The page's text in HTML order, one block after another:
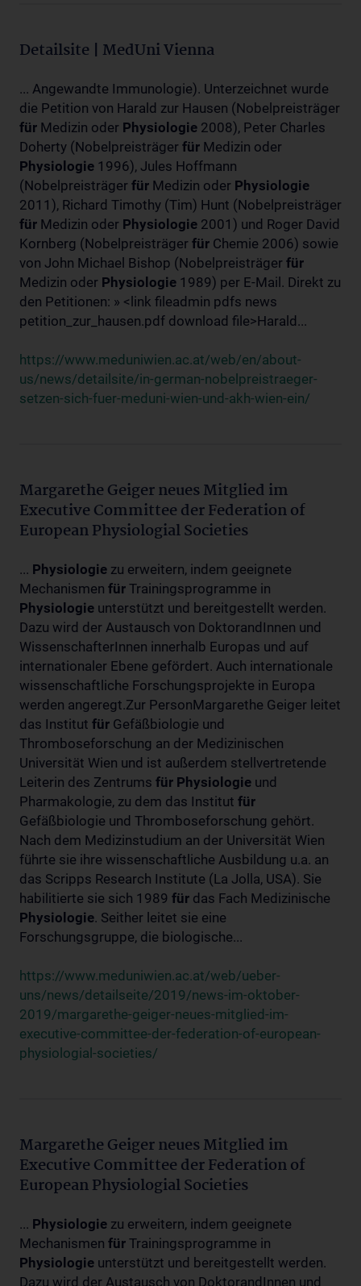
Detailsite | MedUni Vienna
... Angewandte Immunologie). Unterzeichnet wurde
die Petition von Harald zur Hausen (Nobelpreisträger
für Medizin oder Physiologie 2008), Peter Charles
Doherty (Nobelpreisträger für Medizin oder
Physiologie 1996), Jules Hoffmann
(Nobelpreisträger für Medizin oder Physiologie
2011), Richard Timothy (Tim) Hunt (Nobelpreisträger
für Medizin oder Physiologie 2001) und Roger David
Kornberg (Nobelpreisträger für Chemie 2006) sowie
von John Michael Bishop (Nobelpreisträger für
Medizin oder Physiologie 1989) per E-Mail. Direkt zu
den Petitionen: » <link fileadmin pdfs news
petition_zur_hausen.pdf download file>Harald...
https://www.meduniwien.ac.at/web/en/about-
us/news/detailsite/in-german-nobelpreistraeger-
setzen-sich-fuer-meduni-wien-und-akh-wien-ein/
Margarethe Geiger neues Mitglied im
Executive Committee der Federation of
European Physiologial Societies
... Physiologie zu erweitern, indem geeignete
Mechanismen für Trainingsprogramme in
Physiologie unterstützt und bereitgestellt werden.
Dazu wird der Austausch von DoktorandInnen und
WissenschafterInnen innerhalb Europas und auf
internationaler Ebene gefördert. Auch internationale
wissenschaftliche Forschungsprojekte in Europa
werden angeregt.Zur PersonMargarethe Geiger leitet
das Institut für Gefäßbiologie und
Thromboseforschung an der Medizinischen
Universität Wien und ist außerdem stellvertretende
Leiterin des Zentrums für Physiologie und
Pharmakologie, zu dem das Institut für
Gefäßbiologie und Thromboseforschung gehört.
Nach dem Medizinstudium an der Universität Wien
führte sie ihre wissenschaftliche Ausbildung u.a. an
das Scripps Research Institute (La Jolla, USA). Sie
habilitierte sie sich 1989 für das Fach Medizinische
Physiologie. Seither leitet sie eine
Forschungsgruppe, die biologische...
https://www.meduniwien.ac.at/web/ueber-
uns/news/detailseite/2019/news-im-oktober-
2019/margarethe-geiger-neues-mitglied-im-
executive-committee-der-federation-of-european-
physiologial-societies/
Margarethe Geiger neues Mitglied im
Executive Committee der Federation of
European Physiologial Societies
... Physiologie zu erweitern, indem geeignete
Mechanismen für Trainingsprogramme in
Physiologie unterstützt und bereitgestellt werden.
Dazu wird der Austausch von DoktorandInnen und